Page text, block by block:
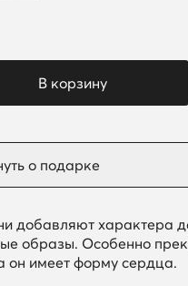
добавляют характера
образы. Особенно
он имеет форму сердца.